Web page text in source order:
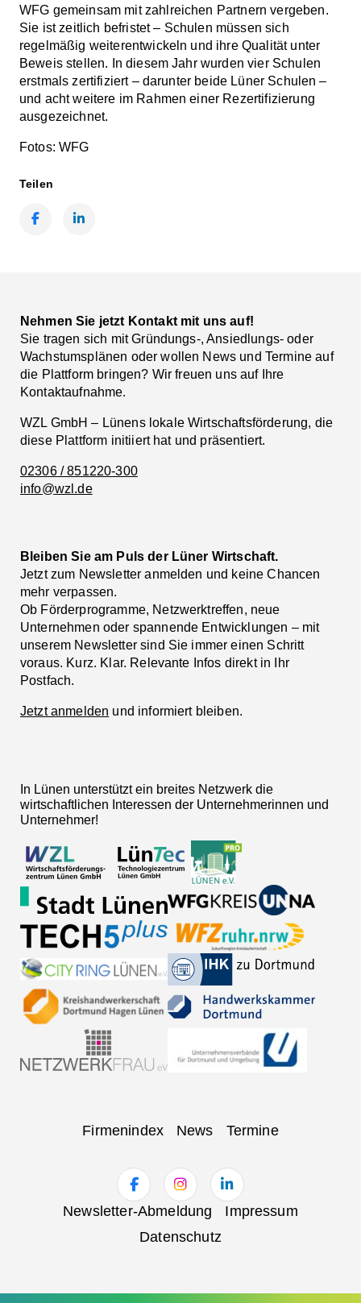
WFG gemeinsam mit zahlreichen Partnern vergeben.
Sie ist zeitlich befristet – Schulen müssen sich
regelmäßig weiterentwickeln und ihre Qualität unter
Beweis stellen. In diesem Jahr wurden vier Schulen
erstmals zertifiziert – darunter beide Lüner Schulen –
und acht weitere im Rahmen einer Rezertifizierung
ausgezeichnet.
Fotos: WFG
Teilen
Nehmen Sie jetzt Kontakt mit uns auf!
Sie tragen sich mit Gründungs-, Ansiedlungs- oder
Wachstumsplänen oder wollen News und Termine auf
die Plattform bringen? Wir freuen uns auf Ihre
Kontaktaufnahme.
WZL GmbH – Lünens lokale Wirtschaftsförderung, die
diese Plattform initiiert hat und präsentiert.
02306 / 851220-300
info@wzl.de
Bleiben Sie am Puls der Lüner Wirtschaft.
Jetzt zum Newsletter anmelden und keine Chancen
mehr verpassen.
Ob Förderprogramme, Netzwerktreffen, neue
Unternehmen oder spannende Entwicklungen – mit
unserem Newsletter sind Sie immer einen Schritt
voraus. Kurz. Klar. Relevante Infos direkt in Ihr
Postfach.
Jetzt anmelden und informiert bleiben.
In Lünen unterstützt ein breites Netzwerk die
wirtschaftlichen Interessen der Unternehmerinnen und
Unternehmer!
Firmenindex News Termine
NavigationNewsletter-Abmeldung
Impressum
Datenschutz